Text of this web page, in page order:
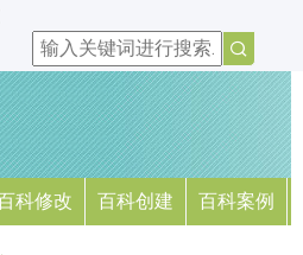
科修改 百科创建 百科案例